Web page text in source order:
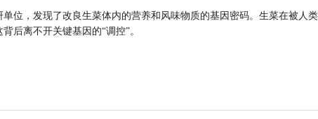
位，发现了改良生菜体内的营养和风味物质的基因密码。生菜在被人
后离不开关键基因的“调控”。